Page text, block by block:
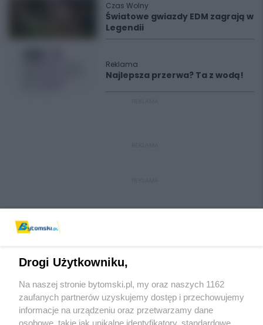
Czas Wolny
Światowe gwiazdy EDM zagrają w
Legendii
Reklama
Najlepsza przerwa? Ta z wodą!
Wydawca mediów lokalnych
Drogi Użytkowniku,
Na naszej stronie bytomski.pl, my oraz naszych 1162
zaufanych partnerów uzyskujemy dostęp i przechowujemy
informacje na urządzeniu oraz przetwarzamy dane
osobowe, takie jak unikalne identyfikatory, standardowe